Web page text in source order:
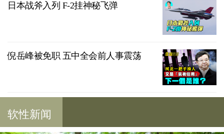
日本战斧入列 F-2挂神秘飞弹
倪岳峰被免职 五中全会前人事震荡
软性新闻